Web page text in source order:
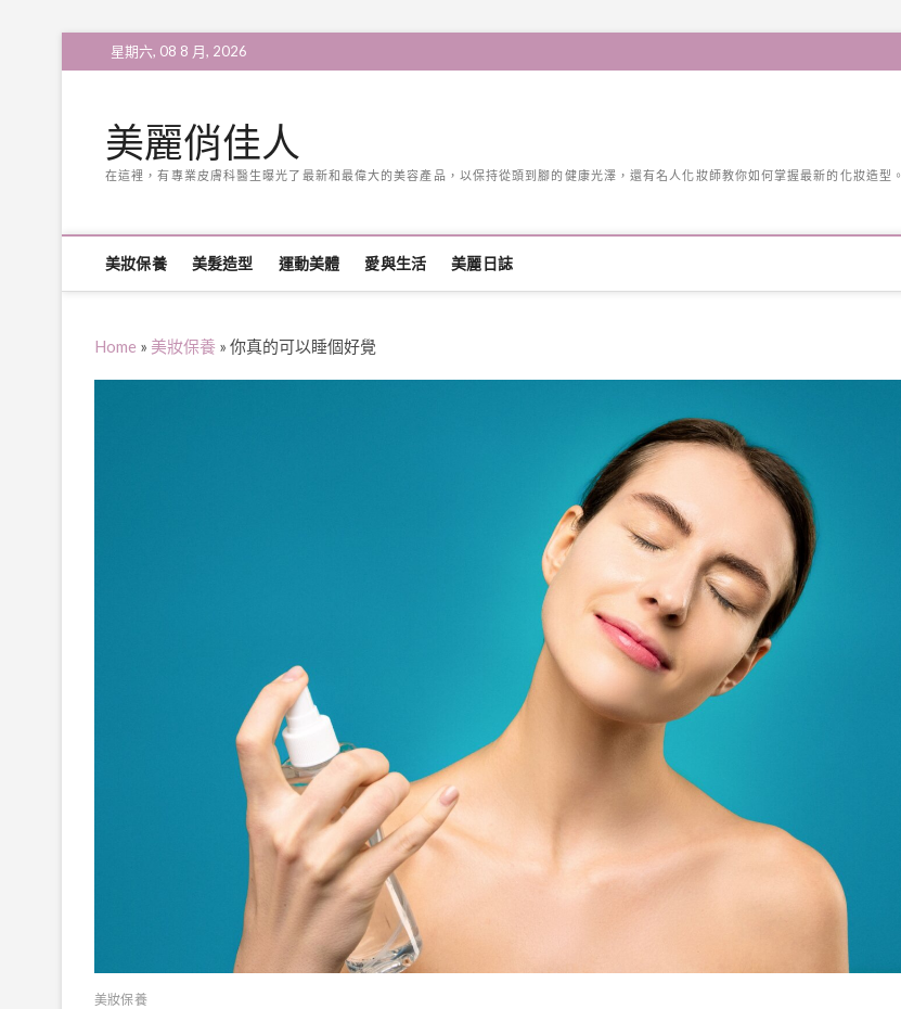
to
星期六, 08 8 月, 2026
美麗俏佳人
在這裡，有專業皮膚科醫生曝光了最新和最偉大的美容產品，以保持從頭到腳的健康光澤，還有名人化妝師教你如何掌握最新的化妝造型。
美妝保養 美髮造型 運動美體 愛與生活 美麗日誌
Home » 美妝保養 » 你真的可以睡個好覺
美妝保養